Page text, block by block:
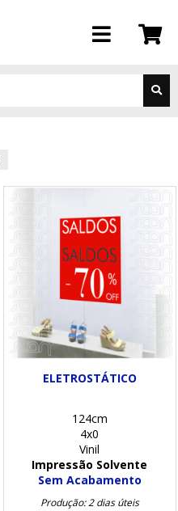
ELETROSTÁTICO
124cm
4x0
Vinil
Impressão Solvente
Sem Acabamento
Produção: 2 dias úteis